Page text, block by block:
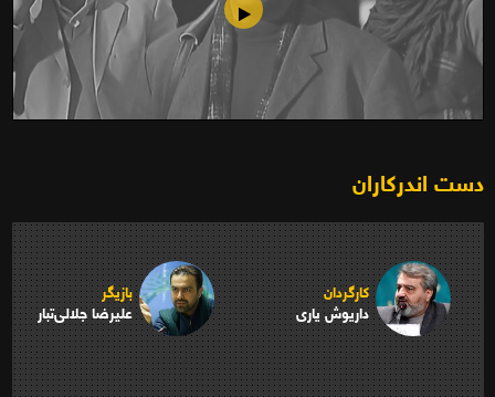
دست اندرکاران
کارگردان
داریوش یاری
بازیگر
علیرضا جلالی‌تبار